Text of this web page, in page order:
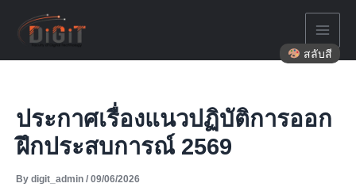
content
ประกาศเรื่องแนวปฏิบัติการออก
ฝึกประสบการณ์ 2569
By digit_admin / 09/06/2026
สลับสี